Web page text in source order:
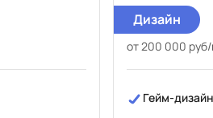
Дизайн
от 200 000
Гейм-